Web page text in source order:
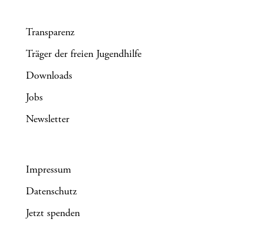
Transparenz
Träger der freien Jugendhilfe
Downloads
Jobs
Newsletter
Impressum
Datenschutz
Jetzt spenden